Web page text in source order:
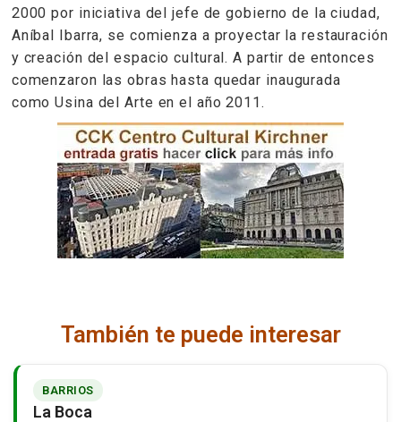
2000 por iniciativa del jefe de gobierno de la ciudad,
Aníbal Ibarra, se comienza a proyectar la restauración
y creación del espacio cultural. A partir de entonces
comenzaron las obras hasta quedar inaugurada
como Usina del Arte en el año 2011.
También te puede interesar
BARRIOS
La Boca